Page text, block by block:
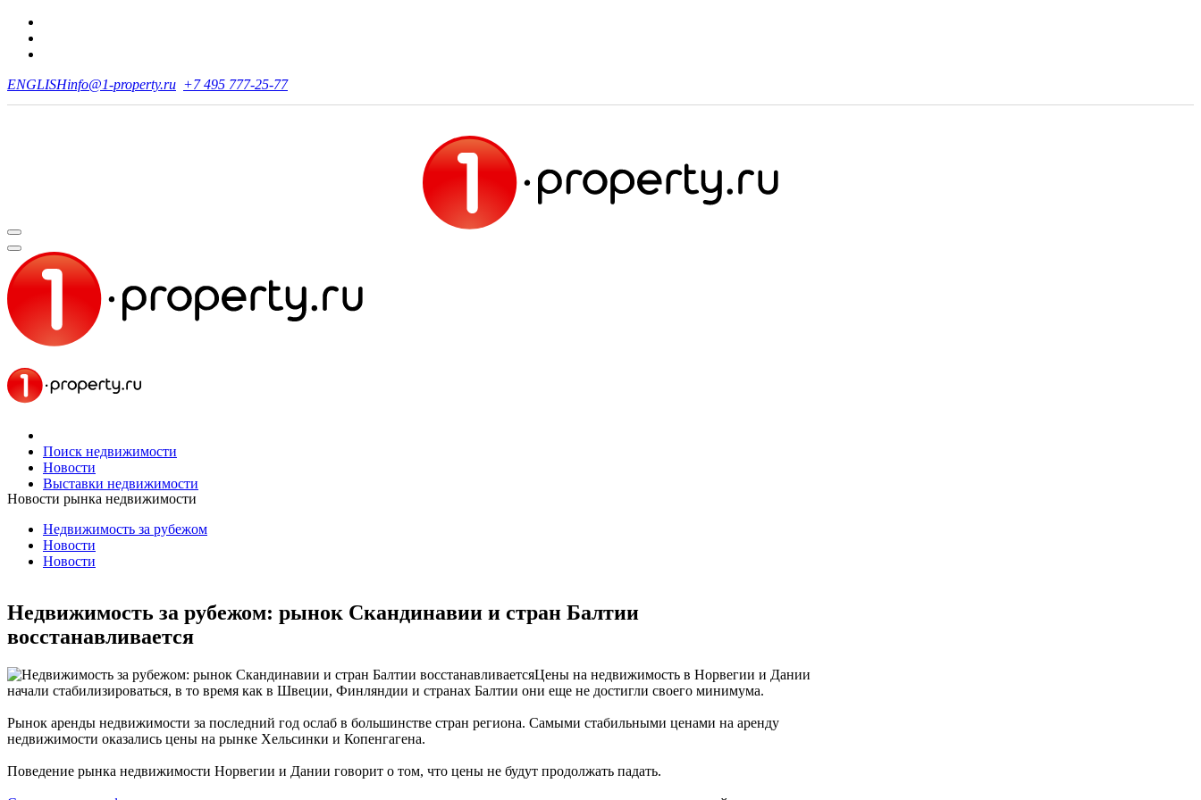
ENGLISHinfo@1-property.ru +7 495 777-25-77
Поиск недвижимости
Новости
Выставки недвижимости
Новости рынка недвижимости
Недвижимость за рубежом
Новости
Новости
Недвижимость за рубежом: рынок Скандинавии и стран Балтии
восстанавливается
Цены на недвижимость в Норвегии и Дании
начали стабилизироваться, в то время как в Швеции, Финляндии и странах Балтии они еще не достигли своего минимума.
Рынок аренды недвижимости за последний год ослаб в большинстве стран региона. Самыми стабильными ценами на аренду
недвижимости оказались цены на рынке Хельсинки и Копенгагена.
Поведение рынка недвижимости Норвегии и Дании говорит о том, что цены не будут продолжать падать.